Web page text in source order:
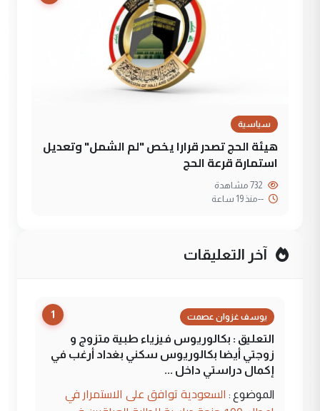
سياسية
هيئة الحج تصدر قرارا يخص "لم الشمل" وتعديل
استمارة قرعة الحج
--منذ 19 ساعة
آخر التعليقات
1 يوسف غزوان عصمت
التعليق : بكالوريوس فيزياء طبية متزوج و
زوجتي أيضا بكالوريوس سكني بغداد أرغب في
إكمال دراستي داخل ...
الموضوع : السعودية توافق على الاستمرار في